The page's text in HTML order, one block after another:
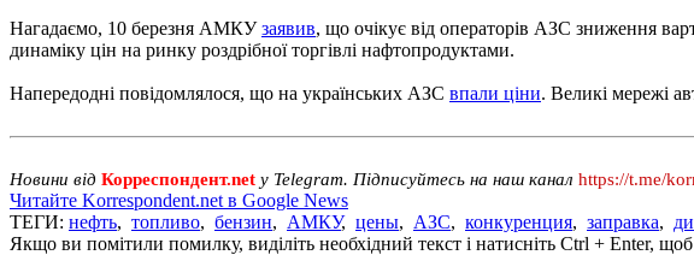
Нагадаємо, 10 березня АМКУзаявив, що очікує від операторів АЗС зниження
динаміку цін на ринку роздрібної торгівлі нафтопродуктами.
Напередодні повідомлялося, що на українських АЗС впали ціни. Великі мережі
Новини від Корреспондент.net у Telegram. Підписуйтесь на наш канал https://t.me/
Читайте Korrespondent.net в Google News
ТЕГИ: нефть, топливо, бензин, АМКУ, цены, АЗС, конкуренция, заправка,
Якщо ви помітили помилку, виділіть необхідний текст і натисніть Ctrl + Enter,